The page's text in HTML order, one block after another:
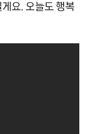
요. 오늘도 행복